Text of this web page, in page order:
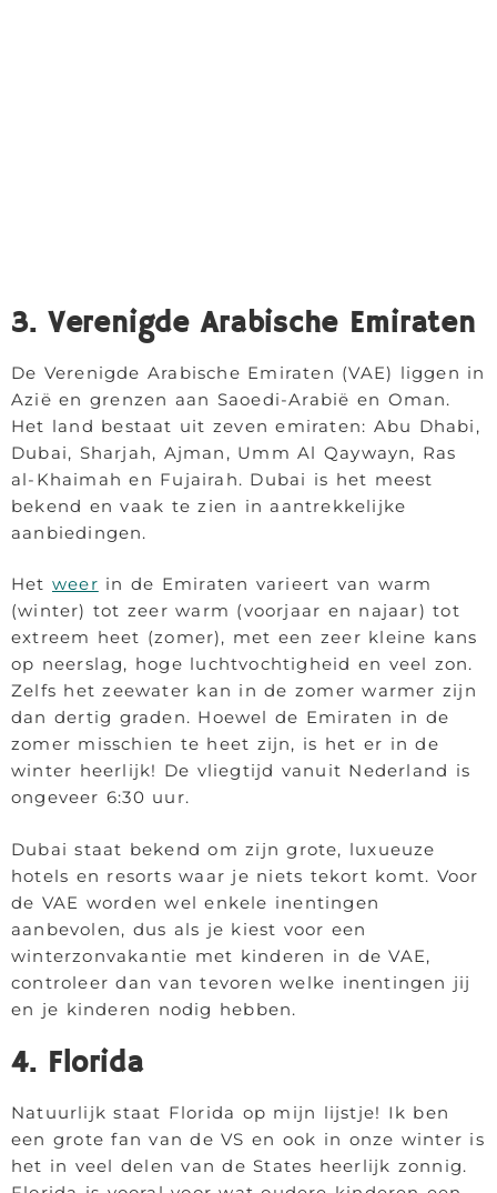
3. Verenigde Arabische Emiraten
De Verenigde Arabische Emiraten (VAE) liggen in
Azië en grenzen aan Saoedi-Arabië en Oman.
Het land bestaat uit zeven emiraten: Abu Dhabi,
Dubai, Sharjah, Ajman, Umm Al Qaywayn, Ras
al-Khaimah en Fujairah. Dubai is het meest
bekend en vaak te zien in aantrekkelijke
aanbiedingen.
Het weer in de Emiraten varieert van warm
(winter) tot zeer warm (voorjaar en najaar) tot
extreem heet (zomer), met een zeer kleine kans
op neerslag, hoge luchtvochtigheid en veel zon.
Zelfs het zeewater kan in de zomer warmer zijn
dan dertig graden. Hoewel de Emiraten in de
zomer misschien te heet zijn, is het er in de
winter heerlijk! De vliegtijd vanuit Nederland is
ongeveer 6:30 uur.
Dubai staat bekend om zijn grote, luxueuze
hotels en resorts waar je niets tekort komt. Voor
de VAE worden wel enkele inentingen
aanbevolen, dus als je kiest voor een
winterzonvakantie met kinderen in de VAE,
controleer dan van tevoren welke inentingen jij
en je kinderen nodig hebben.
4. Florida
Natuurlijk staat Florida op mijn lijstje! Ik ben
een grote fan van de VS en ook in onze winter is
het in veel delen van de States heerlijk zonnig.